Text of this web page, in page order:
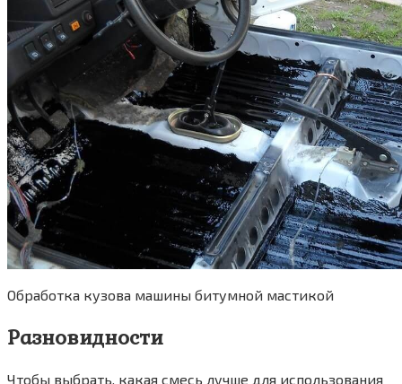
Обработка кузова машины битумной мастикой
Разновидности
Чтобы выбрать, какая смесь лучше для использования